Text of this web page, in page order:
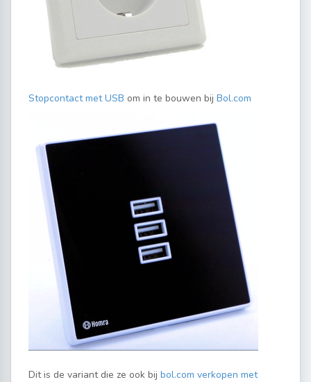
Stopcontact met USB om in te bouwen bij Bol.com
Dit is de variant die ze ook bij bol.com verkopen met